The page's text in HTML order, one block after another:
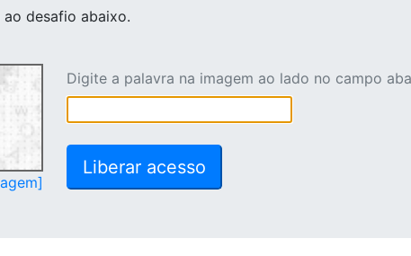
ao desafio abaixo.
Digite a palavra na imagem ao lado no campo